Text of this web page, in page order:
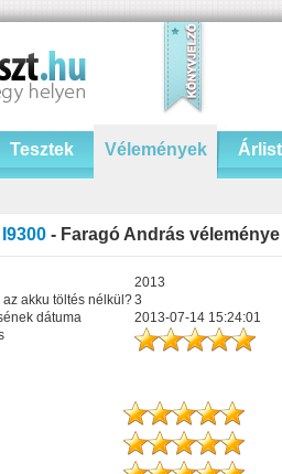
Tesztek Vélemények
- Faragó András véleménye
2013
az akku töltés nélkül?3
dátuma
2013-07-14 15:24:01